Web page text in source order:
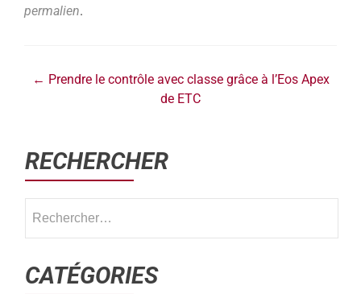
permalien.
← Prendre le contrôle avec classe grâce à l’Eos Apex
de ETC
RECHERCHER
CATÉGORIES